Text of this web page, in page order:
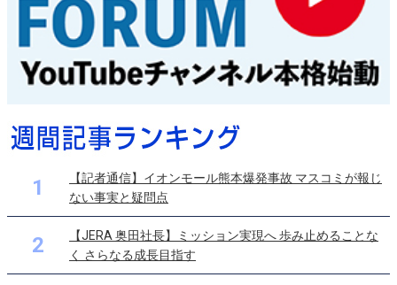
1
【記者通信】イオンモール熊本爆発事故 マスコミが報じ
ない事実と疑問点
2
【JERA 奥田社長】ミッション実現へ 歩み止めることな
く さらなる成長目指す